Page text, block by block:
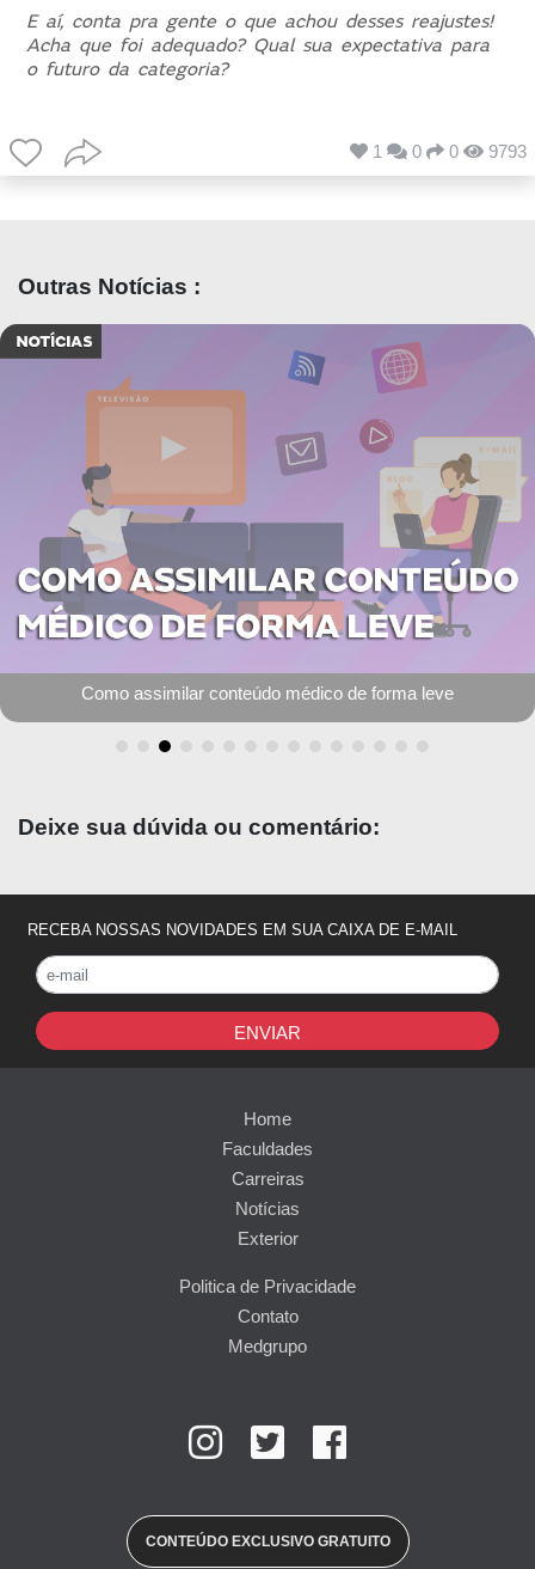
E aí, conta pra gente o que achou desses reajustes!
Acha que foi adequado? Qual sua expectativa para
o futuro da categoria?
1 0 0 9793
Outras Notícias :
Como assimilar conteúdo médico de forma leve
Deixe sua dúvida ou comentário:
RECEBA NOSSAS NOVIDADES EM SUA CAIXA DE E-MAIL
ENVIAR
Home
Faculdades
Carreiras
Notícias
Exterior
Politica de Privacidade
Contato
Medgrupo
CONTEÚDO EXCLUSIVO GRATUITO